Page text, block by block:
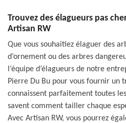
Trouvez des élagueurs pas
Artisan RW
Que vous souhaitiez élaguer des
d’ornement ou des arbres
l‘équipe d’élagueurs de notre
Pierre Du Bu pour vous fournir un
connaissent parfaitement toutes
savent comment tailler chaque
Avec Artisan RW, vous pourrez